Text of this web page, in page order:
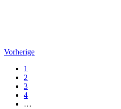
Vorherige
1
2
3
4
…